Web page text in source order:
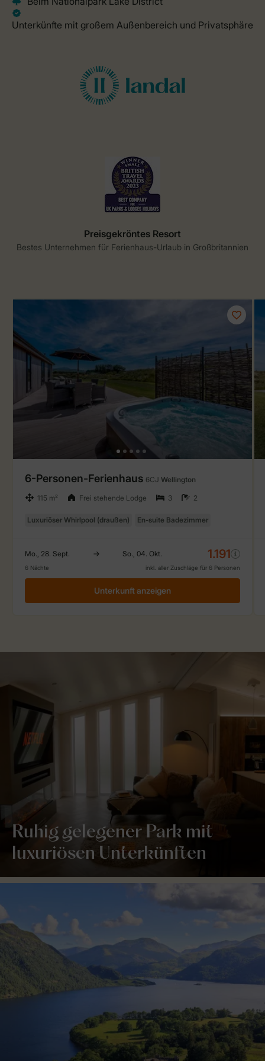
Preisgekröntes Resort
Bestes Unternehmen für Ferienhaus-Urlaub in Großbritannien
Ruhig gelegener Park mit
luxuriösen Unterkünften